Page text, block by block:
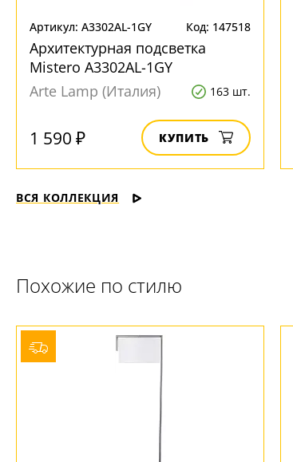
Артикул: A3302AL-1GY Код: 147518
Архитектурная подсветка
Mistero A3302AL-1GY
Arte Lamp (Италия)
163 шт.
1 590 ₽ КУПИТЬ
ВСЯ КОЛЛЕКЦИЯ
Похожие по стилю